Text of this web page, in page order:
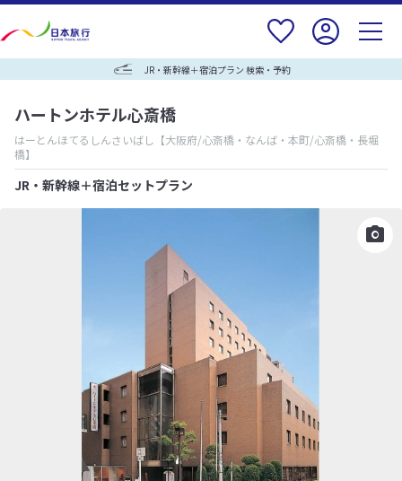
JR・新幹線＋宿泊プラン 検索・予約
ハートンホテル心斎橋
はーとんほてるしんさいばし 【大阪府/心斎橋・なんば・本町/心斎橋・長堀
橋】
JR・新幹線＋宿泊セットプラン